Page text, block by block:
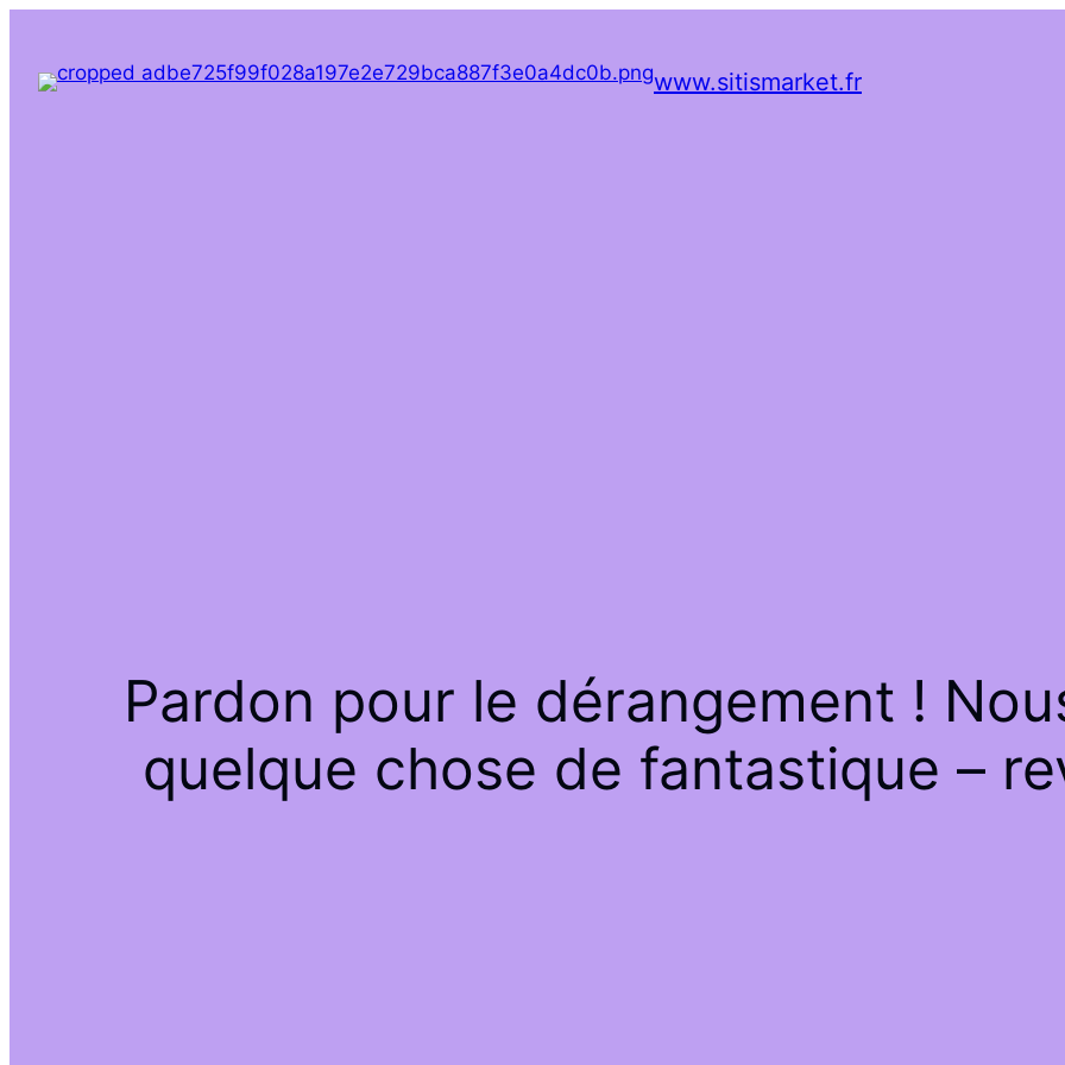
www.sitismarket.fr
Pardon pour le dérangement !
quelque chose de fantastique –